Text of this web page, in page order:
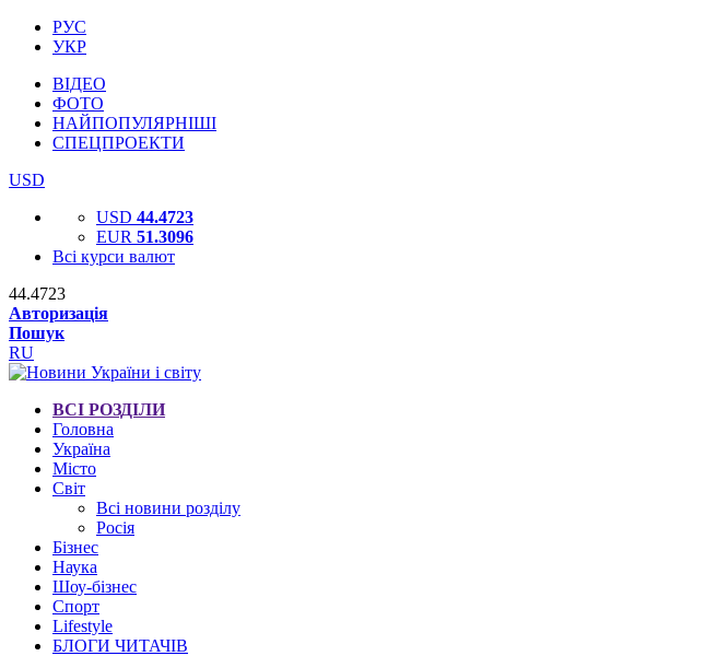
РУС
УКР
ВІДЕО
ФОТО
НАЙПОПУЛЯРНІШІ
СПЕЦПРОЕКТИ
USD
USD 44.4723
EUR 51.3096
Всі курси валют
44.4723
Авторизація
Пошук
RU
ВСІ РОЗДІЛИ
Головна
Україна
Місто
Світ
Всі новини розділу
Росія
Бізнес
Наука
Шоу-бізнес
Спорт
Lifestyle
БЛОГИ ЧИТАЧІВ